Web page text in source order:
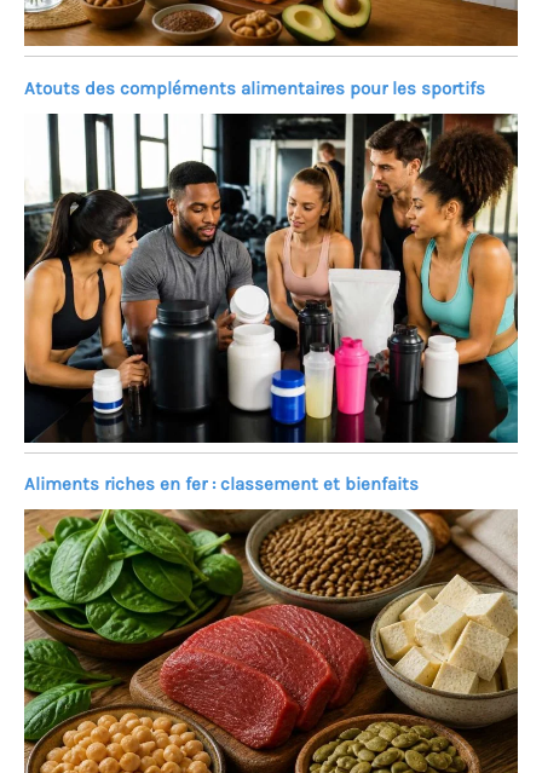
Atouts des compléments alimentaires pour les sportifs
Aliments riches en fer : classement et bienfaits